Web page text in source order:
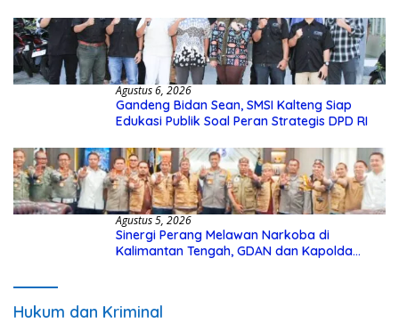
Agustus 6, 2026
Gandeng Bidan Sean, SMSI Kalteng Siap
Edukasi Publik Soal Peran Strategis DPD RI
Agustus 5, 2026
Sinergi Perang Melawan Narkoba di
Kalimantan Tengah, GDAN dan Kapolda
Hukum dan Kriminal